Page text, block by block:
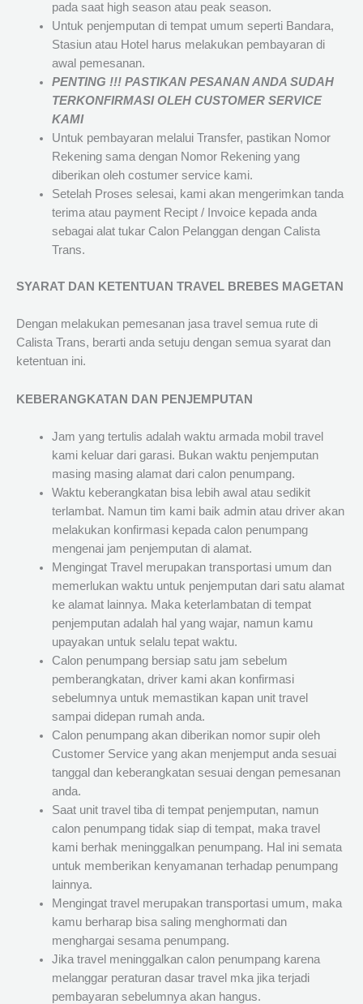
pada saat high season atau peak season.
Untuk penjemputan di tempat umum seperti Bandara,
Stasiun atau Hotel harus melakukan pembayaran di
awal pemesanan.
PENTING !!! PASTIKAN PESANAN ANDA SUDAH
TERKONFIRMASI OLEH CUSTOMER SERVICE
KAMI
Untuk pembayaran melalui Transfer, pastikan Nomor
Rekening sama dengan Nomor Rekening yang
diberikan oleh costumer service kami.
Setelah Proses selesai, kami akan mengerimkan tanda
terima atau payment Recipt / Invoice kepada anda
sebagai alat tukar Calon Pelanggan dengan Calista
Trans.
SYARAT DAN KETENTUAN TRAVEL BREBES MAGETAN
Dengan melakukan pemesanan jasa travel semua rute di
Calista Trans, berarti anda setuju dengan semua syarat dan
ketentuan ini.
KEBERANGKATAN DAN PENJEMPUTAN
Jam yang tertulis adalah waktu armada mobil travel
kami keluar dari garasi. Bukan waktu penjemputan
masing masing alamat dari calon penumpang.
Waktu keberangkatan bisa lebih awal atau sedikit
terlambat. Namun tim kami baik admin atau driver akan
melakukan konfirmasi kepada calon penumpang
mengenai jam penjemputan di alamat.
Mengingat Travel merupakan transportasi umum dan
memerlukan waktu untuk penjemputan dari satu alamat
ke alamat lainnya. Maka keterlambatan di tempat
penjemputan adalah hal yang wajar, namun kamu
upayakan untuk selalu tepat waktu.
Calon penumpang bersiap satu jam sebelum
pemberangkatan, driver kami akan konfirmasi
sebelumnya untuk memastikan kapan unit travel
sampai didepan rumah anda.
Calon penumpang akan diberikan nomor supir oleh
Customer Service yang akan menjemput anda sesuai
tanggal dan keberangkatan sesuai dengan pemesanan
anda.
Saat unit travel tiba di tempat penjemputan, namun
calon penumpang tidak siap di tempat, maka travel
kami berhak meninggalkan penumpang. Hal ini semata
untuk memberikan kenyamanan terhadap penumpang
lainnya.
Mengingat travel merupakan transportasi umum, maka
kamu berharap bisa saling menghormati dan
menghargai sesama penumpang.
Jika travel meninggalkan calon penumpang karena
melanggar peraturan dasar travel mka jika terjadi
pembayaran sebelumnya akan hangus.